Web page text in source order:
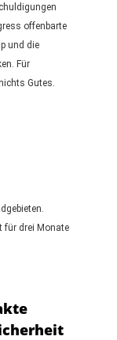
offenbarte
und die
Für
Gutes.
für drei Monate